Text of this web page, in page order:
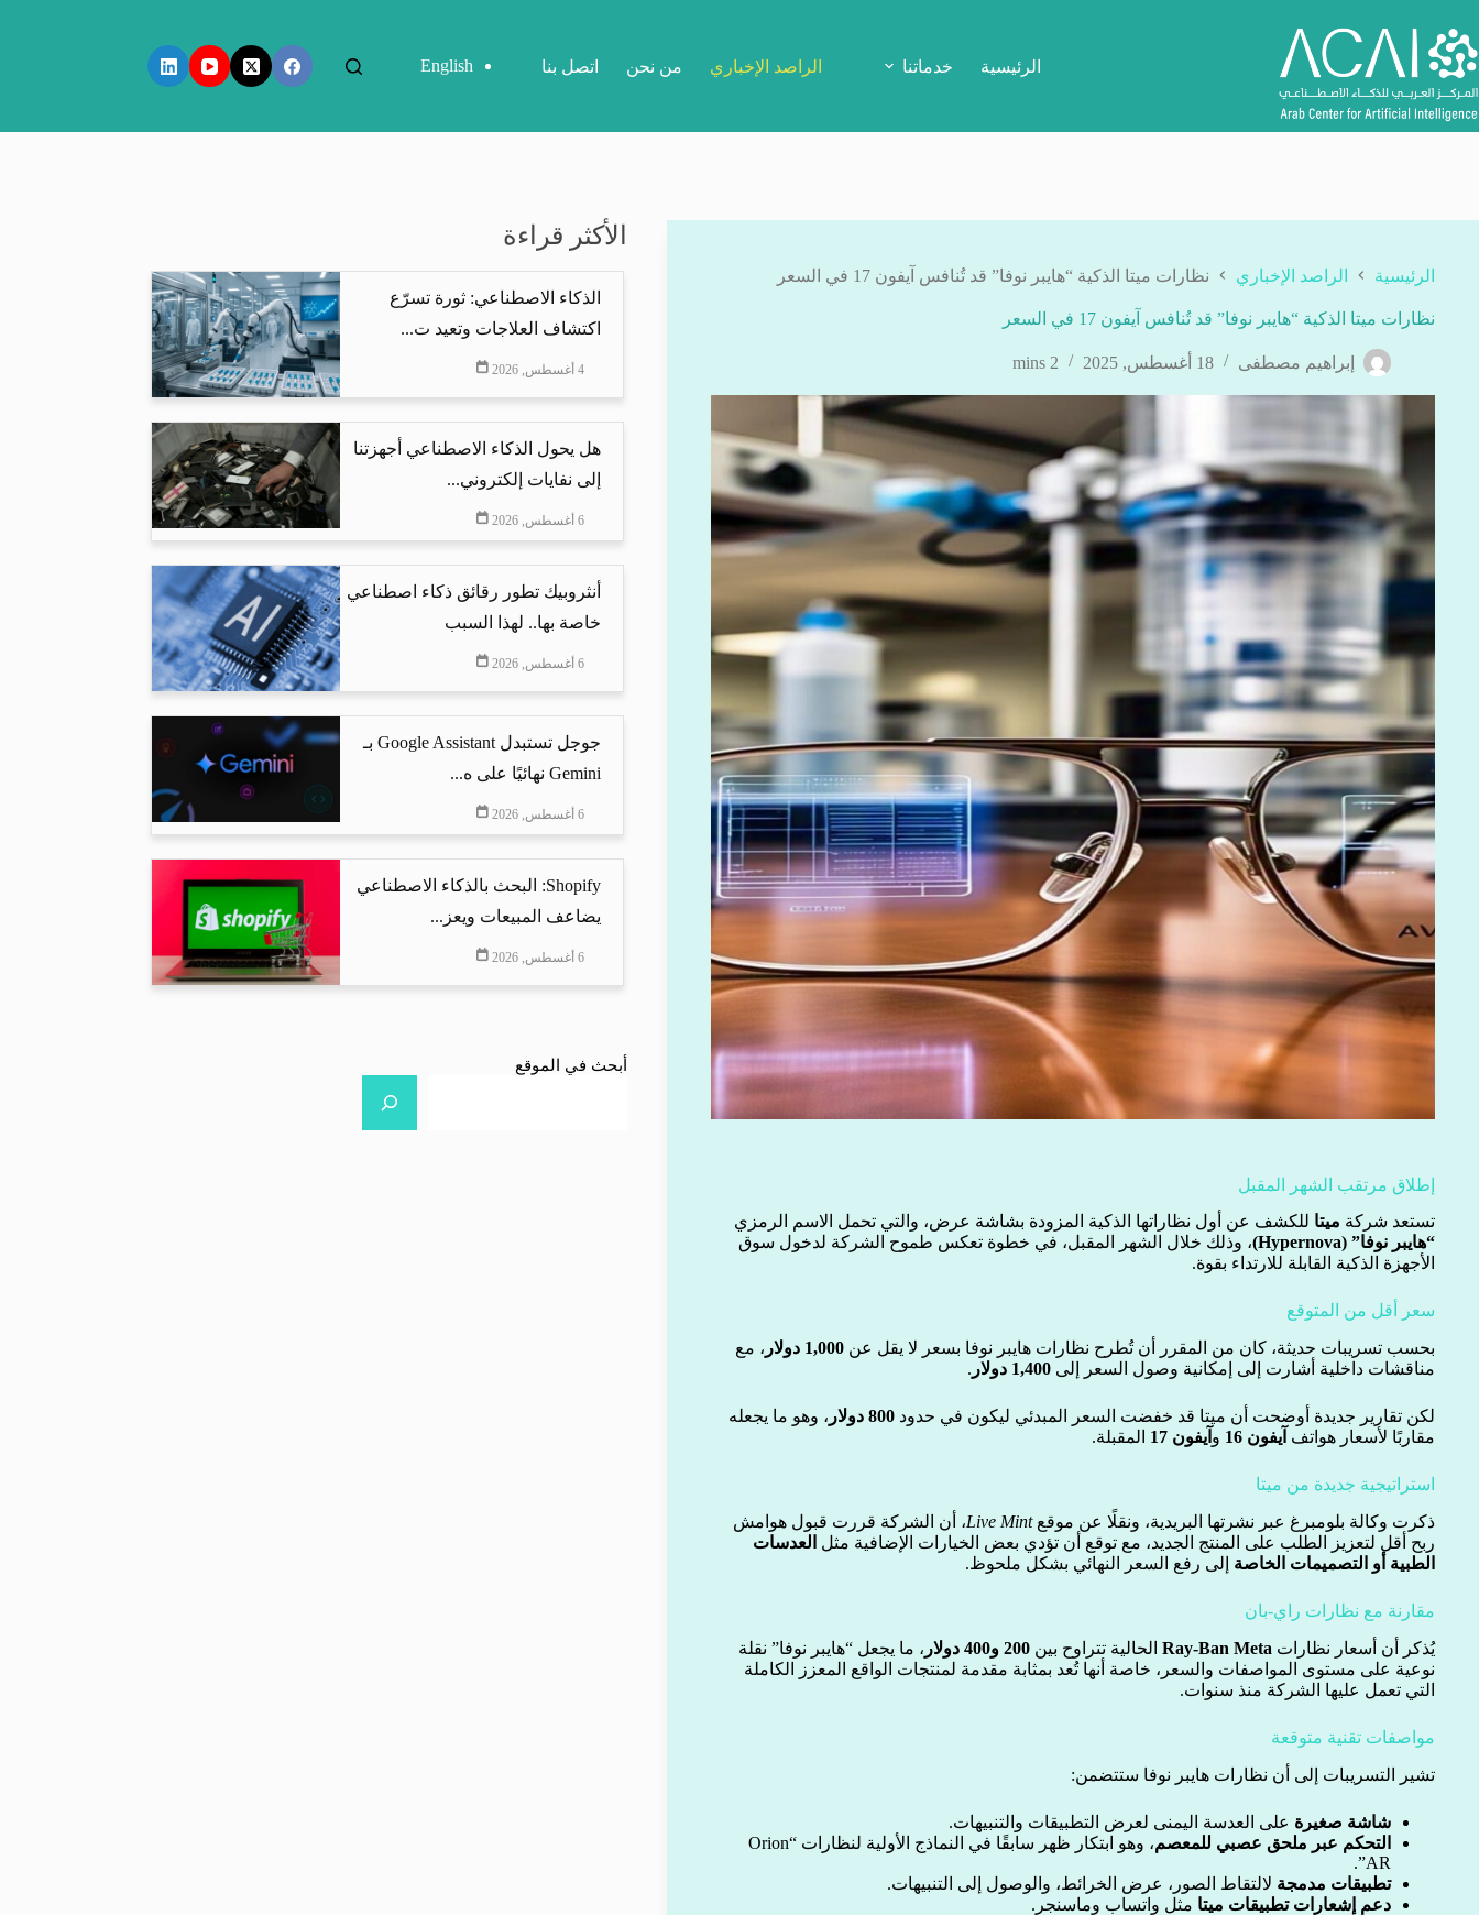
إلى
المحتوى
الرئيسية خدماتنا الراصد الإخباري من نحن اتصل بنا English
الرئيسية الراصد الإخباري نظارات ميتا الذكية “هايبر نوفا” قد تُنافس آيفون 17 في السعر
نظارات ميتا الذكية “هايبر نوفا” قد تُنافس آيفون 17 في السعر
إبراهيم مصطفى 18 أغسطس, 2025 2 mins
إطلاق مرتقب الشهر المقبل
تستعد شركة ميتا للكشف عن أول نظاراتها الذكية المزودة بشاشة عرض، والتي تحمل الاسم الرمزي
“هايبر نوفا” (Hypernova)
، وذلك خلال الشهر المقبل، في خطوة تعكس طموح الشركة لدخول سوق
الأجهزة الذكية القابلة للارتداء بقوة.
سعر أقل من المتوقع
بحسب تسريبات حديثة، كان من المقرر أن تُطرح نظارات هايبر نوفا بسعر لا يقل عن 1,000 دولار
، مع
مناقشات داخلية أشارت إلى إمكانية وصول السعر إلى 1,400 دولار .
لكن تقارير جديدة أوضحت أن ميتا قد خفضت السعر المبدئي ليكون في حدود 800 دولار
، وهو ما يجعله
مقاربًا لأسعار هواتف آيفون 16 و آيفون 17 المقبلة.
استراتيجية جديدة من ميتا
ذكرت وكالة بلومبرغ عبر نشرتها البريدية، ونقلًا عن موقعLive Mint، أن الشركة قررت قبول هوامش
ربح أقل لتعزيز الطلب على المنتج الجديد، مع توقع أن تؤدي بعض الخيارات الإضافية مثل العدسات
الطبية أو التصميمات الخاصة إلى رفع السعر النهائي بشكل ملحوظ.
مقارنة مع نظارات راي-بان
يُذكر أن أسعار نظارات Ray-Ban Meta الحالية تتراوح بين 200 و400 دولار
، ما يجعل “هايبر نوفا” نقلة
نوعية على مستوى المواصفات والسعر، خاصة أنها تُعد بمثابة مقدمة لمنتجات الواقع المعزز الكاملة
التي تعمل عليها الشركة منذ سنوات.
مواصفات تقنية متوقعة
تشير التسريبات إلى أن نظارات هايبر نوفا ستتضمن:
شاشة صغيرة على العدسة اليمنى لعرض التطبيقات والتنبيهات.
التحكم عبر ملحق عصبي للمعصم
، وهو ابتكار ظهر سابقًا في النماذج الأولية لنظارات “Orion
AR”.
تطبيقات مدمجة لالتقاط الصور، عرض الخرائط، والوصول إلى التنبيهات.
دعم إشعارات تطبيقات ميتا مثل واتساب وماسنجر.
الأكثر قراءة
الذكاء الاصطناعي: ثورة تسرّع
اكتشاف العلاجات وتعيد ت...
4 أغسطس, 2026
هل يحول الذكاء الاصطناعي أجهزتنا
إلى نفايات إلكتروني...
6 أغسطس, 2026
أنثروبيك تطور رقائق ذكاء اصطناعي
خاصة بها.. لهذا السبب
6 أغسطس, 2026
جوجل تستبدل Google Assistant بـ
Gemini نهائيًا على ه...
6 أغسطس, 2026
Shopify: البحث بالذكاء الاصطناعي
يضاعف المبيعات ويعز...
6 أغسطس, 2026
أبحث في الموقع